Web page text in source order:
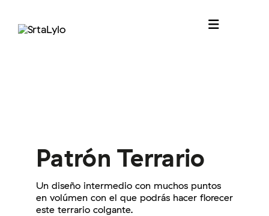
contenido
Toggle
Shop
Carrito
Patrón Terrario
Un diseño intermedio con muchos puntos
en volúmen con el que podrás hacer florecer
este terrario colgante.